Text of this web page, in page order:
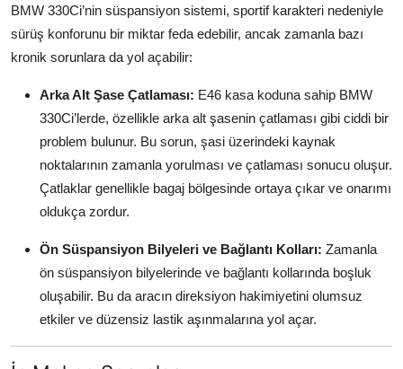
BMW 330Ci’nin süspansiyon sistemi, sportif karakteri nedeniyle
sürüş konforunu bir miktar feda edebilir, ancak zamanla bazı
kronik sorunlara da yol açabilir:
Arka Alt Şase Çatlaması: E46 kasa koduna sahip BMW
330Ci’lerde, özellikle arka alt şasenin çatlaması gibi ciddi bir
problem bulunur. Bu sorun, şasi üzerindeki kaynak
noktalarının zamanla yorulması ve çatlaması sonucu oluşur.
Çatlaklar genellikle bagaj bölgesinde ortaya çıkar ve onarımı
oldukça zordur.
Ön Süspansiyon Bilyeleri ve Bağlantı Kolları: Zamanla
ön süspansiyon bilyelerinde ve bağlantı kollarında boşluk
oluşabilir. Bu da aracın direksiyon hakimiyetini olumsuz
etkiler ve düzensiz lastik aşınmalarına yol açar.